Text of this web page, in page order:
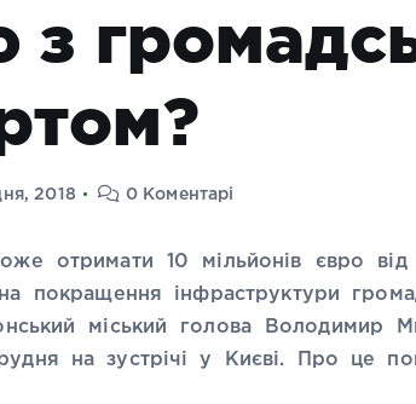
з
2018 0 Коментарі
отримати 10 мільйонів євро від
покращення інфраструктури
міський голова Володимир
на зустрічі у Києві. Про це